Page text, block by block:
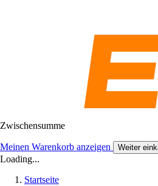
Zwischensumme
Meinen Warenkorb anzeigen Weiter
Loading...
Startseite